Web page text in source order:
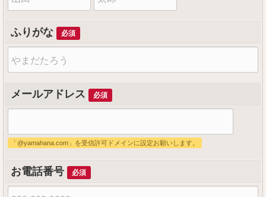
字 前
ふりがな 必須
メールアドレス 必須
「@yamahana.com」を受信許可ドメインに設定お願いします。
お電話番号 必須